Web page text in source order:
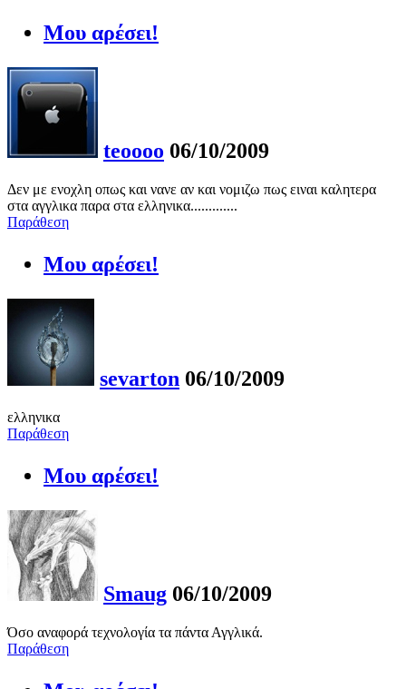
Μου αρέσει!
teoooo 06/10/2009
Δεν με ενοχλη οπως και νανε αν και νομιζω πως ειναι καλητερα
στα αγγλικα παρα στα ελληνικα.............
Παράθεση
Μου αρέσει!
sevarton 06/10/2009
ελληνικα
Παράθεση
Μου αρέσει!
Smaug 06/10/2009
Όσο αναφορά τεχνολογία τα πάντα Αγγλικά.
Παράθεση